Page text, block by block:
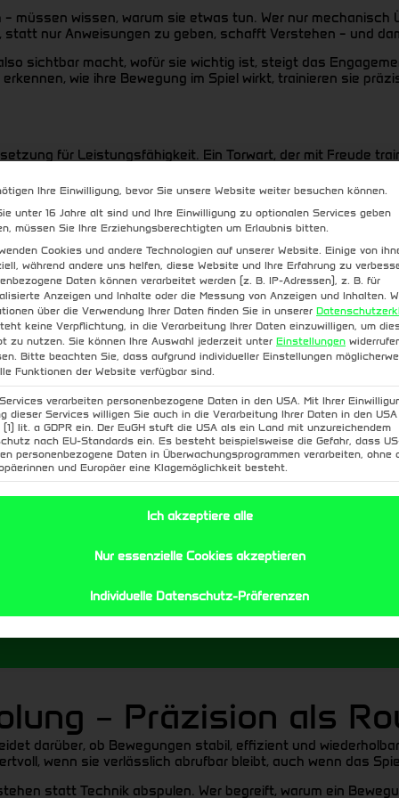
müssen wissen, warum sie etwas tun. Wer nur
statt nur Anweisungen zu geben, schafft Verstehen – und
sichtbar macht, wofür sie wichtig ist, steigt das
wie ihre Bewegung im Spiel wirkt, trainieren sie
für Leistungsfähigkeit. Ein Torwart, der mit Freude
bedeutet nicht, dass ständig gelacht wird – sondern dass
ein ausgewogenes Verhältnis von Anspruch und
Interesse. Zwischen diesen Polen liegt das Feld, auf dem
Übertriebene Emotionalität oder Dauerlob wirken oft
Ein kurzer Hinweis, was heute besser war als
nicht als Kritik, sondern als Lernchance vermittelt werden,
das ist die Basis für Fortschritt.
machen
Kopf. Ein motivierter, selbstsicherer Torhüter trifft
also nicht die „weichen“ Faktoren, sondern die
Grundstein für alles, was folgt – für Wiederholung,
wenn Training Sinn ergibt, Fortschritt
sondern mit Verständnis gefördert
– Präzision als
darüber, ob Bewegungen stabil, effizient und
wenn sie verlässlich abrufbar bleibt, auch wenn das
statt Technik abspulen. Wer begreift, warum ein
Datenschutz-Präferenz
Ihre Einwilligung, bevor Sie unsere Website weiter besuchen können.
unter 16 Jahre alt sind und Ihre Einwilligung zu optionalen Services geben
müssen Sie Ihre Erziehungsberechtigten um Erlaubnis bitten.
Cookies und andere Technologien auf unserer Website. Einige von
während andere uns helfen, diese Website und Ihre Erfahrung zu
Daten können verarbeitet werden (z. B. IP-Adressen), z. B. für
Anzeigen und Inhalte oder die Messung von Anzeigen und Inhalten.
über die Verwendung Ihrer Daten finden Sie in unserer
keine Verpflichtung, in die Verarbeitung Ihrer Daten einzuwilligen, um
zu nutzen. Sie können Ihre Auswahl jederzeit unter Einstellungen
Bitte beachten Sie, dass aufgrund individueller Einstellungen
Funktionen der Website verfügbar sind.
verarbeiten personenbezogene Daten in den USA. Mit Ihrer
dieser Services willigen Sie auch in die Verarbeitung Ihrer Daten in den
lit. a GDPR ein. Der EuGH stuft die USA als ein Land mit unzureichendem
nach EU-Standards ein. Es besteht beispielsweise die Gefahr, dass
personenbezogene Daten in Überwachungsprogrammen verarbeiten, ohne
und Europäer eine Klagemöglichkeit besteht.
Ich akzeptiere alle
Nur essenzielle Cookies akzeptieren
Individuelle Datenschutz-Präferenzen